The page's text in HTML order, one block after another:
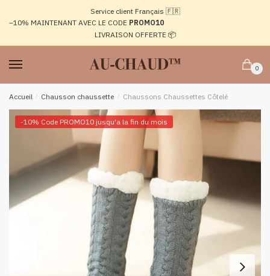
navigation
Service client Français 🇫🇷
–10% MAINTENANT AVEC LE CODE PROMO10
LIVRAISON OFFERTE 📦
0
Accueil / Chausson chaussette / Chaussons Chaussettes Côtelé
-10% Code PROMO10 jusqu'a la fin du mois